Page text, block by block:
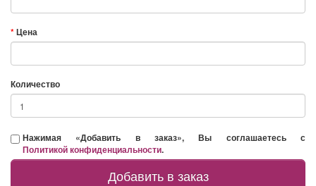
Цена
Количество
Нажимая «Добавить в заказ», Вы соглашаетесь с
Политикой конфиденциальности.
Добавить в заказ